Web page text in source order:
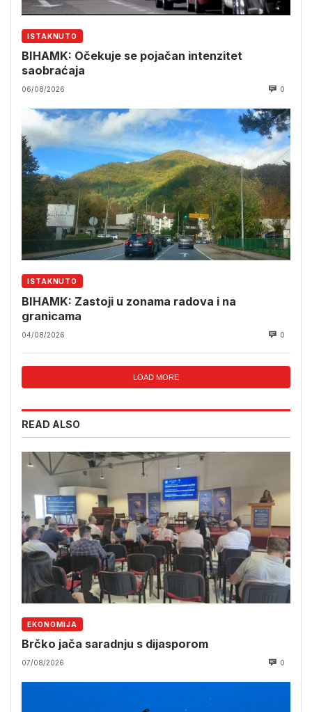
ISTAKNUTO
BIHAMK: Očekuje se pojačan intenzitet
saobraćaja
06/08/2026 0
ISTAKNUTO
BIHAMK: Zastoji u zonama radova i na
granicama
04/08/2026 0
LOAD MORE
READ ALSO
EKONOMIJA
Brčko jača saradnju s dijasporom
07/08/2026 0